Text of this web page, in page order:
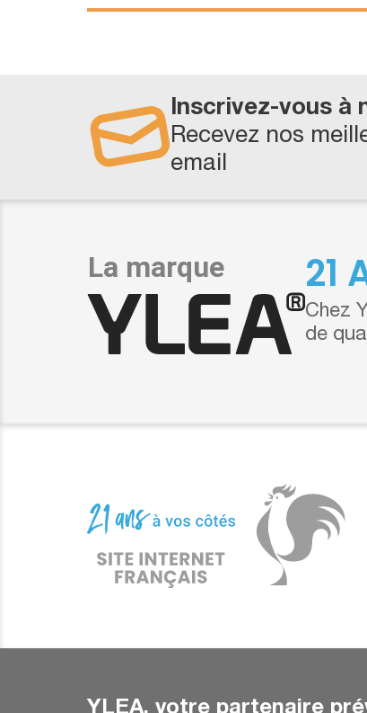
Inscrivez-vous à
Recevez nos
email
21
Chez
de